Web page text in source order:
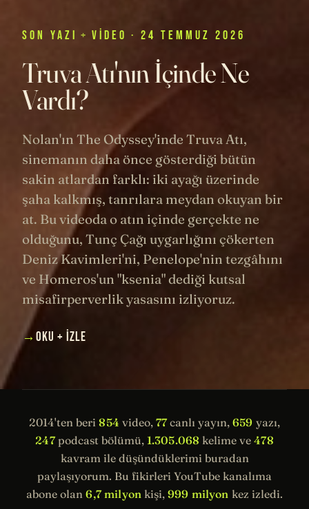
SON YAZI + VIDEO · 24 TEMMUZ 2026
Truva Atı'nın İçinde Ne
Vardı?
Nolan'ın The Odyssey'inde Truva Atı,
sinemanın daha önce gösterdiği bütün
sakin atlardan farklı: iki ayağı üzerinde
şaha kalkmış, tanrılara meydan okuyan bir
at. Bu videoda o atın içinde gerçekte ne
olduğunu, Tunç Çağı uygarlığını çökerten
Deniz Kavimleri'ni, Penelope'nin tezgâhını
ve Homeros'un "ksenia" dediği kutsal
misafirperverlik yasasını izliyoruz.
→ OKU + İZLE
2014'ten beri854 video, 77canlı yayın,659 yazı,
247podcast bölümü, 1.305.068 kelime ve478
kavram ile düşündüklerimi buradan
paylaşıyorum. Bu fikirleri YouTube kanalıma
abone olan6,7 milyon kişi, 999 milyon kez izledi.